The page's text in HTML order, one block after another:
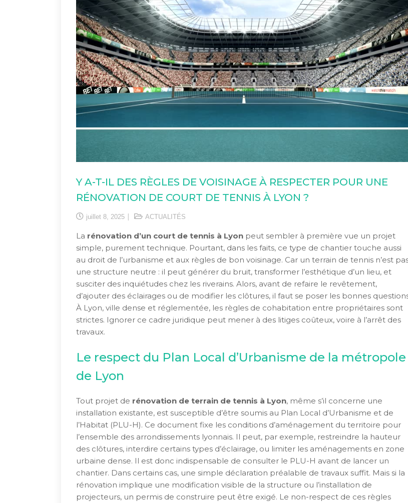
Y A-T-IL DES RÈGLES DE VOISINAGE À RESPECTER POUR UNE
RÉNOVATION DE COURT DE TENNIS À LYON ?
juillet 8, 2025 ACTUALITÉS
La rénovation d’un court de tennis à Lyon peut sembler à première vue un projet
simple, purement technique. Pourtant, dans les faits, ce type de chantier touche aussi
au droit de l’urbanisme et aux règles de bon voisinage. Car un terrain de tennis n’est
une structure neutre : il peut générer du bruit, transformer l’esthétique d’un lieu, et
susciter des inquiétudes chez les riverains. Alors, avant de refaire le revêtement,
d’ajouter des éclairages ou de modifier les clôtures, il faut se poser les bonnes
À Lyon, ville dense et réglementée, les règles de cohabitation entre propriétaires sont
strictes. Ignorer ce cadre juridique peut mener à des litiges coûteux, voire à l’arrêt des
travaux.
Le respect du Plan Local d’Urbanisme de la métropole
de Lyon
Tout projet de rénovation de terrain de tennis à Lyon, même s’il concerne une
installation existante, est susceptible d’être soumis au Plan Local d’Urbanisme et de
l’Habitat (PLU-H). Ce document fixe les conditions d’aménagement du territoire pour
l’ensemble des arrondissements lyonnais. Il peut, par exemple, restreindre la hauteur
des clôtures, interdire certains types d’éclairage, ou limiter les aménagements en zone
urbaine dense. Il est donc indispensable de consulter le PLU-H avant de lancer un
chantier. Dans certains cas, une simple déclaration préalable de travaux suffit. Mais si la
rénovation implique une modification visible de la structure ou l’installation de
projecteurs, un permis de construire peut être exigé. Le non-respect de ces règles